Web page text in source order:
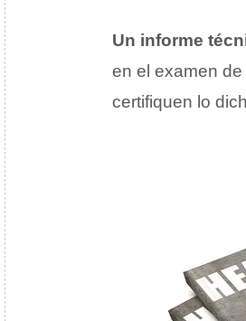
Un informe
en el examen
certifiquen lo